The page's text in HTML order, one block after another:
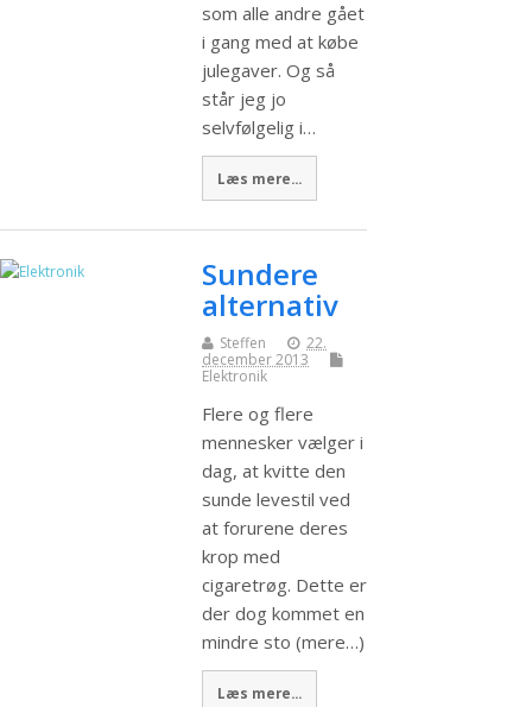
som alle andre gået
i gang med at købe
julegaver. Og så
står jeg jo
selvfølgelig i…
Læs mere...
Sundere
alternativ
Steffen
22.
december 2013
Elektronik
Flere og flere
mennesker vælger i
dag, at kvitte den
sunde levestil ved
at forurene deres
krop med
cigaretrøg. Dette er
der dog kommet en
mindre sto (mere…)
Læs mere...